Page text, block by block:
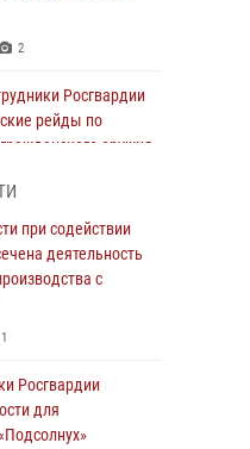
2
Росгвардии
рейды по
оружия
наряд Росгвардии
угрожавшего 17-
оружием
устройства рядом
при содействии
деятельность
с
1
Росгвардии
для